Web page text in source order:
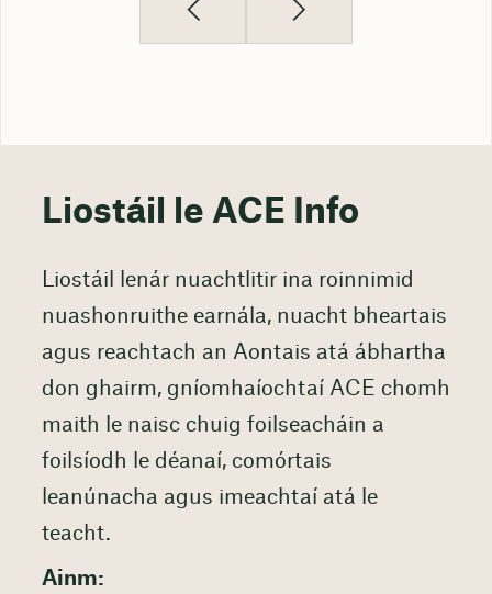
Liostáil le ACE Info
Liostáil lenár nuachtlitir ina roinnimid
nuashonruithe earnála, nuacht bheartais
agus reachtach an Aontais atá ábhartha
don ghairm, gníomhaíochtaí ACE chomh
maith le naisc chuig foilseacháin a
foilsíodh le déanaí, comórtais
leanúnacha agus imeachtaí atá le
teacht.